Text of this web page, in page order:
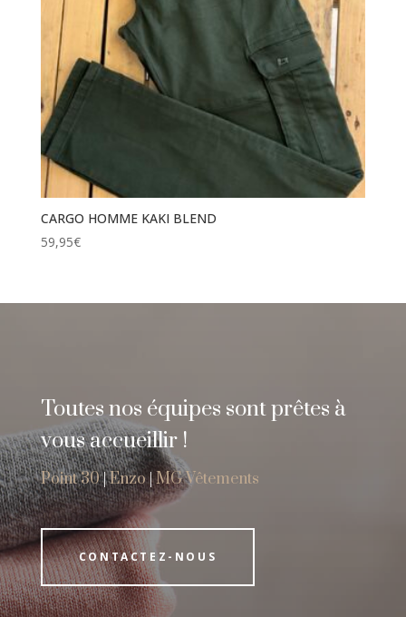
Veste
(2)
CARGO HOMME KAKI BLEND
59,95€
Toutes nos équipes sont prêtes à
vous accueillir !
Point 30|Enzo|MG Vêtements
CONTACTEZ-NOUS